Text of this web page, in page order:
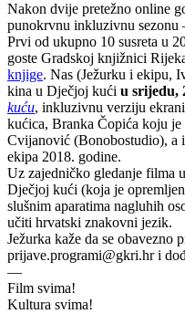
Nakon dvije pretežno online
punokrvnu inkluzivnu
Prvi od ukupno 10 susreta u
goste Gradskoj knjižnici
knjige. Nas (Ježurku i ekipu,
kina u Dječjoj kući u srijedu,
kuću, inkluzivnu verziju
kućica, Branka Čopića koju
Cvijanović (Bonobostudio),
ekipa 2018. godine.
Uz zajedničko gledanje filma
Dječjoj kući (koja je
slušnim aparatima nagluhih
učiti hrvatski znakovni jezik.
Ježurka kaže da se obavezno
prijave.programi@gkri.hri
—
Film svima!
Kultura svima!